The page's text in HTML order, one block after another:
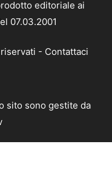
editoriale ai
07.03.2001
- Contattaci
sito sono gestite da